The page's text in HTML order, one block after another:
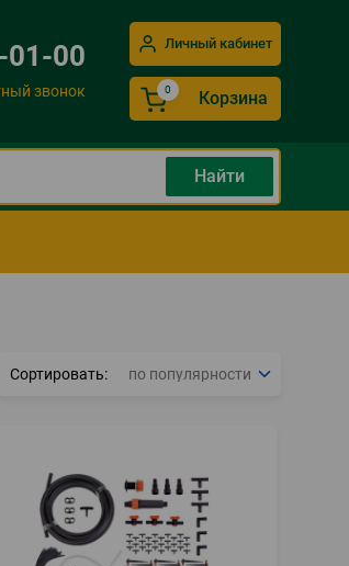
01-00
звонок
Личный кабинет
Корзина
Сортировать